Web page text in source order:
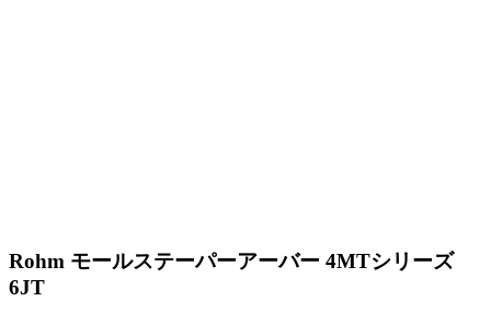
Rohm モールステーパーアーバー 4MTシリーズ
6JT